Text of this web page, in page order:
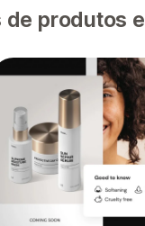
de produtos e